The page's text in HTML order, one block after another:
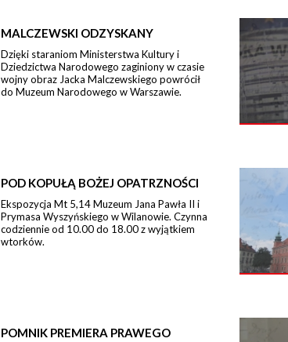
MALCZEWSKI ODZYSKANY
Dzięki staraniom Ministerstwa Kultury i
Dziedzictwa Narodowego zaginiony w czasie
wojny obraz Jacka Malczewskiego powrócił
do Muzeum Narodowego w Warszawie.
POD KOPUŁĄ BOŻEJ OPATRZNOŚCI
Ekspozycja Mt 5,14 Muzeum Jana Pawła II i
Prymasa Wyszyńskiego w Wilanowie. Czynna
codziennie od 10.00 do 18.00 z wyjątkiem
wtorków.
POMNIK PREMIERA PRAWEGO